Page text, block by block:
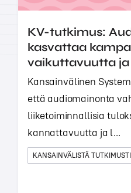
KV-tutkimus:
kasvattaa
vaikuttavuutta
Kansainvälinen
että audiomainonta
liiketoiminnallisia
kannattavuutta ja l...
KANSAINVÄLISTÄ